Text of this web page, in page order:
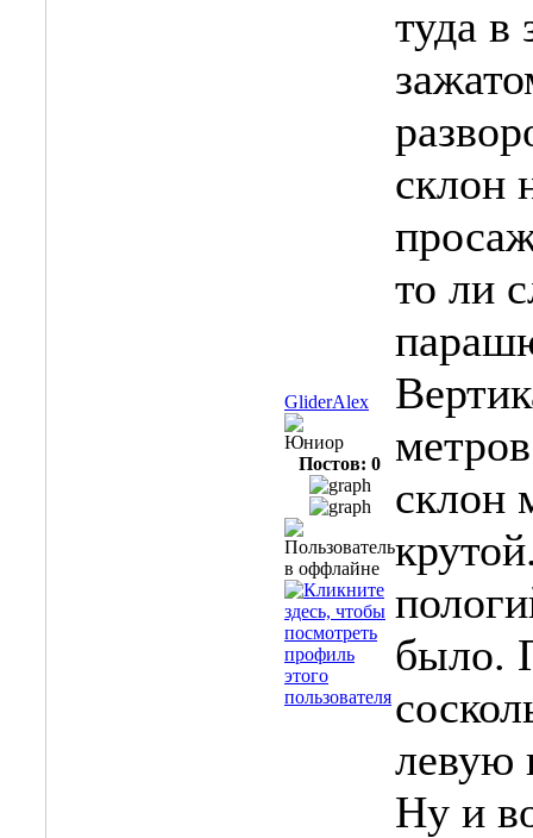
GliderAlex
Юниор
Постов: 0
туда в
склон
то ли
склон
было.
левую
Ну и